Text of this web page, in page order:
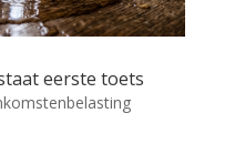
eerste toets